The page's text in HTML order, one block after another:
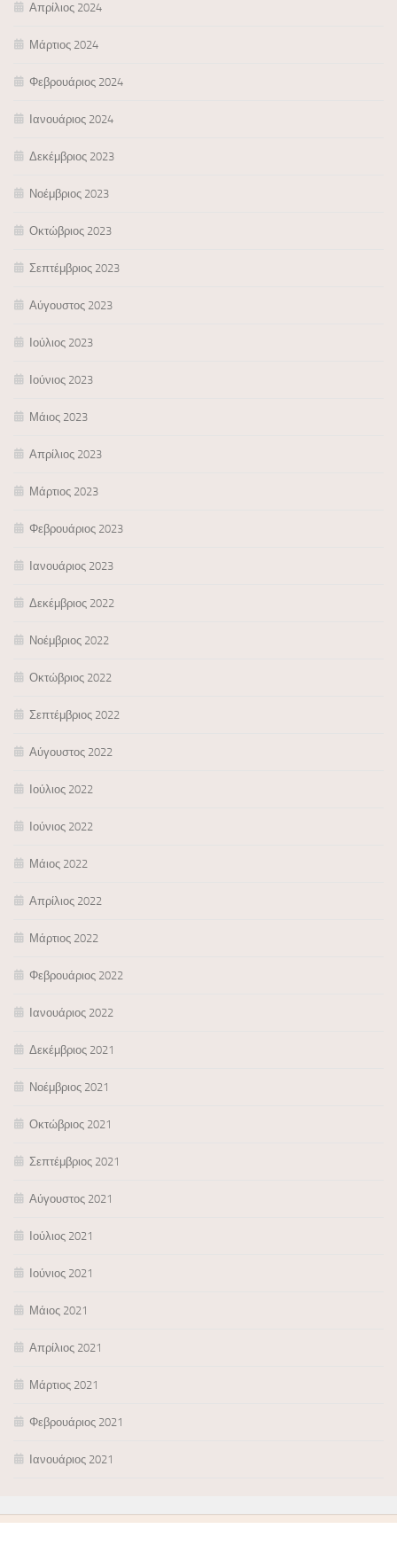
Απρίλιος 2024
Μάρτιος 2024
Φεβρουάριος 2024
Ιανουάριος 2024
Δεκέμβριος 2023
Νοέμβριος 2023
Οκτώβριος 2023
Σεπτέμβριος 2023
Αύγουστος 2023
Ιούλιος 2023
Ιούνιος 2023
Μάιος 2023
Απρίλιος 2023
Μάρτιος 2023
Φεβρουάριος 2023
Ιανουάριος 2023
Δεκέμβριος 2022
Νοέμβριος 2022
Οκτώβριος 2022
Σεπτέμβριος 2022
Αύγουστος 2022
Ιούλιος 2022
Ιούνιος 2022
Μάιος 2022
Απρίλιος 2022
Μάρτιος 2022
Φεβρουάριος 2022
Ιανουάριος 2022
Δεκέμβριος 2021
Νοέμβριος 2021
Οκτώβριος 2021
Σεπτέμβριος 2021
Αύγουστος 2021
Ιούλιος 2021
Ιούνιος 2021
Μάιος 2021
Απρίλιος 2021
Μάρτιος 2021
Φεβρουάριος 2021
Ιανουάριος 2021